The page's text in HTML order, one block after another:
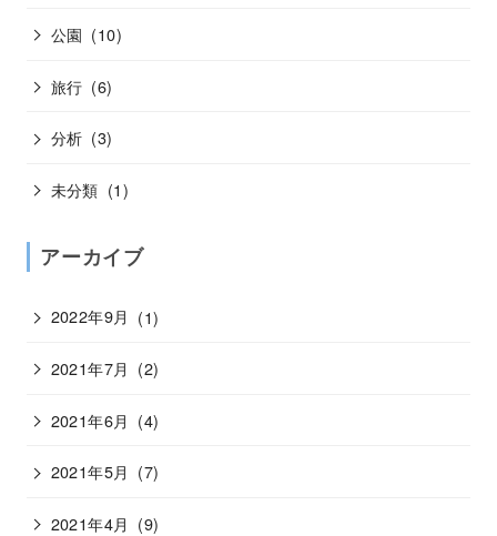
公園 (10)
旅行 (6)
分析 (3)
未分類 (1)
アーカイブ
2022年9月 (1)
2021年7月 (2)
2021年6月 (4)
2021年5月 (7)
2021年4月 (9)